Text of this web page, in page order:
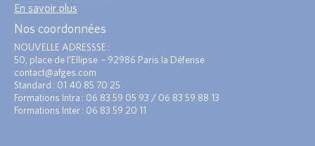
En savoir plus
Nos coordonnées
NOUVELLE ADRESSSE :
50, place de l’Ellipse – 92986 Paris la Défense
contact@afges.com
Standard : 01 40 85 70 25
Formations Intra : 06 83 59 05 93 / 06 83 59 88 13
Formations Inter : 06 83 59 20 11